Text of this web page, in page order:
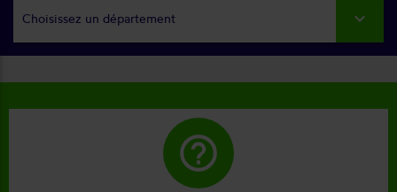
Choisissez un département
help_outline